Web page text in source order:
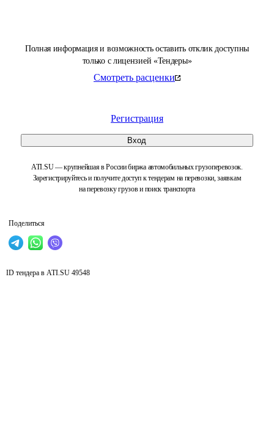
Полная информация и возможность оставить отклик доступны
только с лицензией «Тендеры»
Смотреть расценки
Регистрация
Вход
ATI.SU — крупнейшая в России биржа автомобильных грузоперевозок.
Зарегистрируйтесь и получите доступ к тендерам на перевозки, заявкам
на перевозку грузов и поиск транспорта
Поделиться
ID тендера в ATI.SU 49548